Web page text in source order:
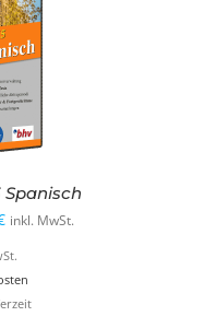
€
Aktueller
Preis
ist:
9,99 €.
inkl. MwSt.